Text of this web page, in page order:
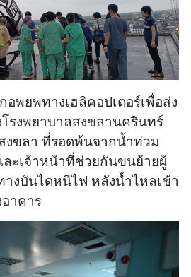
พยพทางเฮลิคอปเตอร์เพื่อส่ง
รงพยาบาลสงขลานครินทร์
งขลา ที่รอดพ้นจากน้ำท่วม
ะเจ้าหน้าที่ช่วยกันขนย้ายผู้
งบันไดหนีไฟ หลังน้ำไหลเข้า
าคาร